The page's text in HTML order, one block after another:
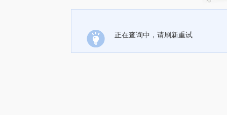
正在查询中，请刷新重试